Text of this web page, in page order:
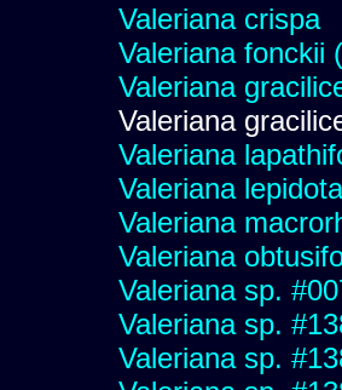
Valeriana crispa
Valeriana fonckii
Valeriana
Valeriana
Valeriana
Valeriana lepidota
Valeriana
Valeriana
Valeriana sp.
Valeriana sp.
Valeriana sp.